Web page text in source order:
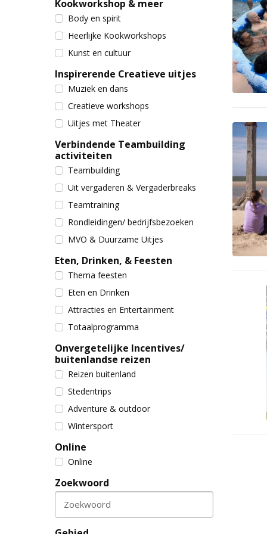
Kookworkshop & meer
Body en spirit
Heerlijke Kookworkshops
Kunst en cultuur
Inspirerende Creatieve uitjes
Muziek en dans
Creatieve workshops
Uitjes met Theater
Verbindende Teambuilding
activiteiten
Teambuilding
Uit vergaderen & Vergaderbreaks
Teamtraining
Rondleidingen/ bedrijfsbezoeken
MVO & Duurzame Uitjes
Eten, Drinken, & Feesten
Thema feesten
Eten en Drinken
Attracties en Entertainment
Totaalprogramma
Onvergetelijke Incentives/
buitenlandse reizen
Reizen buitenland
Stedentrips
Adventure & outdoor
Wintersport
Online
Online
Zoekwoord
Zoekwoord